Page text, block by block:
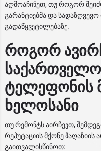
აღმოაჩინეთ, თუ როგორ
გარანტიებმა და
გადაწყვეტილებაზე.
როგორ
ტელეფონის
ხელოსანი
თუ რემონტს აირჩევთ,
რეპუტაციის მქონე მაღაზიის
გაითვალისწინოთ: